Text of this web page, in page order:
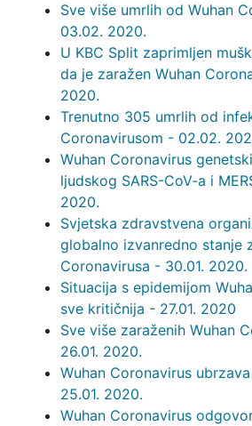
Sve više umrlih od Wuhan
03.02. 2020.
U KBC Split zaprimljen
da je zaražen Wuhan
2020.
Trenutno 305 umrlih od
Coronavirusom - 02.02.
Wuhan Coronavirus
ljudskog SARS-CoV-a i
2020.
Svjetska zdravstvena
globalno izvanredno stanje
Coronavirusa - 30.01. 2020.
Situacija s epidemijom
sve kritičnija - 27.01. 2020
Sve više zaraženih Wuhan
26.01. 2020.
Wuhan Coronavirus
25.01. 2020.
Wuhan Coronavirus